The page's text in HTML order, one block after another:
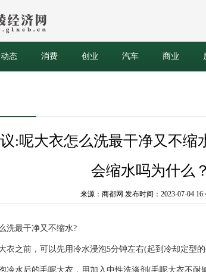
动态 消费 创业 汽车 商业
:呢大衣怎么洗最干净又不缩
会缩水吗为什么？
来源：商都网 发布时间：2023-07-04
洗最干净又不缩水?
衣之前，可以先用冷水浸泡5分钟左右(起到冷却定型的
冷水后的毛呢大衣，用加入中性洗涤剂(毛呢大衣不